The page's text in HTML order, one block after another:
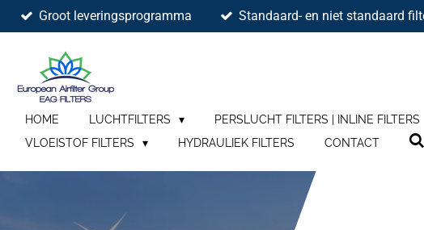
Ga
direct
hoofdinhoud
Groot leveringsprogramma Standaard- en niet standaard
HOME LUCHTFILTERS PERSLUCHT FILTERS | INLINE FILTERS
VLOEISTOF FILTERS
HYDRAULIEK FILTERS CONTACT